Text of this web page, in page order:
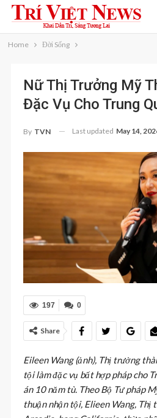
Home Đời Sống
Nữ Thị Trưởng Mỹ
Đặc Vụ Cho Trung
By TVN Last updated May 14,
0
197
Share
Eileen Wang (ảnh), Thị trưởng
tội làm đặc vụ bất hợp pháp cho
án 10 năm tù. TheoBộ Tư pháp
thuận nhận tội, Elieen Wang, Thị